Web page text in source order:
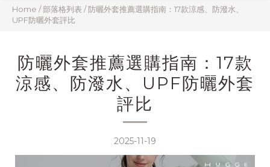
0
日
0時
1
分
13
秒
Home /部落格列表 /防曬外套推薦選購指南：17款涼感、防潑水、
UPF防曬外套評比
防曬外套推薦選購指南：17款
涼感、防潑水、UPF防曬外套
評比
2025-11-19